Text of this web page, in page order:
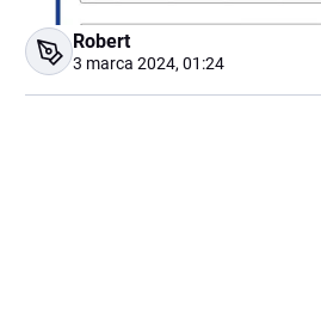
Robert
3 marca 2024, 01:24